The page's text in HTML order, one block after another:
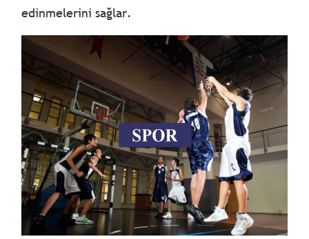
edinmelerini sağlar.